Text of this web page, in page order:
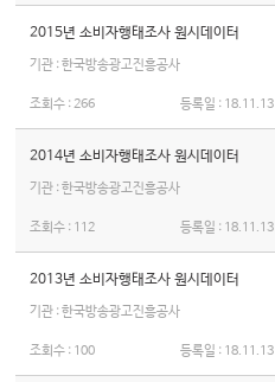
2015년 소비자행태조사 원시데이터
기관 : 한국방송광고진흥공사
조회수 :266 등록일 : 18.11.13
2014년 소비자행태조사 원시데이터
기관 : 한국방송광고진흥공사
조회수 : 112 등록일 : 18.11.13
2013년 소비자행태조사 원시데이터
기관 : 한국방송광고진흥공사
조회수 : 100 등록일 : 18.11.13